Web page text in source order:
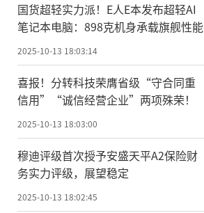
国货超轻实力派！E人E本发布超轻AI
笔记本电脑：898克机身承载旗舰性能
2025-10-13 18:03:14
喜报！分转科技荣膺省级“守合同重
信用”“诚信经营企业”两项殊荣！
2025-10-13 18:03:00
穆迪评级首次授予安盛天平A2保险财
务实力评级，展望稳定
2025-10-13 18:02:45